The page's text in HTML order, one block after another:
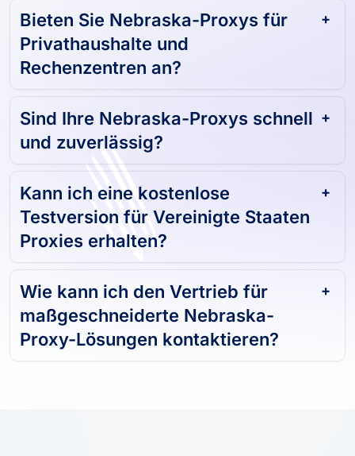
Bieten Sie Nebraska-Proxys für
Privathaushalte und
Rechenzentren an?
Sind Ihre Nebraska-Proxys schnell
und zuverlässig?
Kann ich eine kostenlose
Testversion für Vereinigte Staaten
Proxies erhalten?
Wie kann ich den Vertrieb für
maßgeschneiderte Nebraska-
Proxy-Lösungen kontaktieren?